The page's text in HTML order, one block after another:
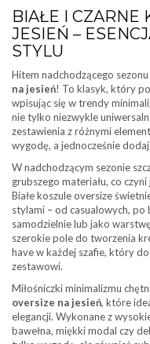
BIAŁE I CZARNE
JESIEŃ –
STYLU
Hitem nadchodzącego
na jesień! To klasyk, który
wpisując się w trendy
nie tylko niezwykle
zestawienia z różnymi
wygodę, a jednocześnie
W nadchodzącym sezonie
grubszego materiału, co
Białe koszule oversize
stylami – od casualowych,
samodzielnie lub jako
szerokie pole do tworzenia
have w każdej szafie, który
zestawowi.
Miłośniczki minimalizmu
oversize na jesień, które
elegancji. Wykonane z
bawełna, miękki modal czy